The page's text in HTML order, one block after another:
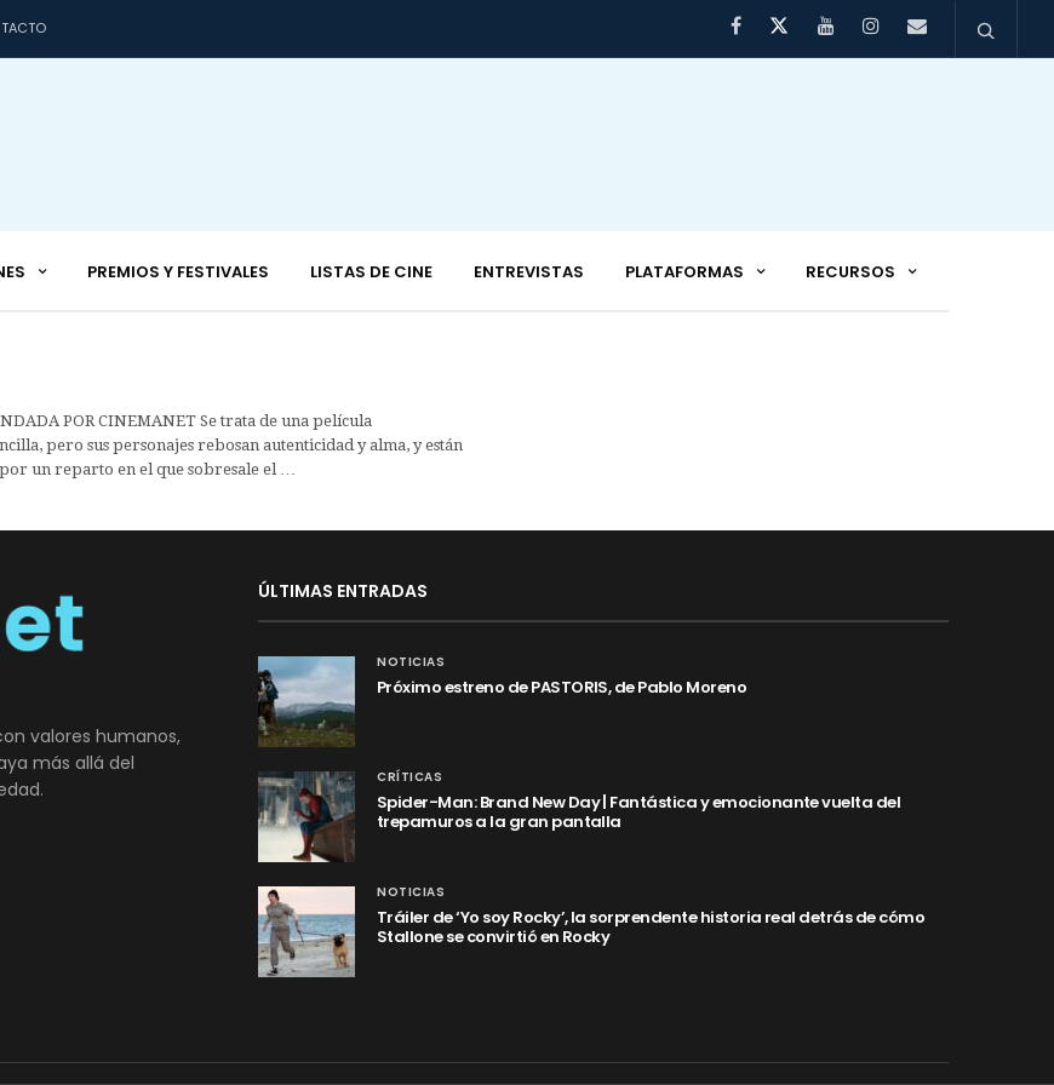
PREMIOS Y FESTIVALES LISTAS DE CINE ENTREVISTAS PLATAFORMAS RECURSOS
POR CINEMANET Se trata de una película
pero sus personajes rebosan autenticidad y alma, y están
un reparto en el que sobresale el …
valores humanos,
más allá del
ÚLTIMAS ENTRADAS
NOTICIAS
Próximo estreno de PASTORIS, de Pablo Moreno
CRÍTICAS
Spider-Man: Brand New Day | Fantástica y emocionante vuelta del
trepamuros a la gran pantalla
NOTICIAS
Tráiler de ‘Yo soy Rocky’, la sorprendente historia real detrás de cómo
Stallone se convirtió en Rocky